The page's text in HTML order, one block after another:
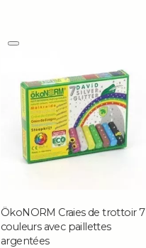
ÖkoNORM Craies de trottoir 7
couleurs avec paillettes
argentées